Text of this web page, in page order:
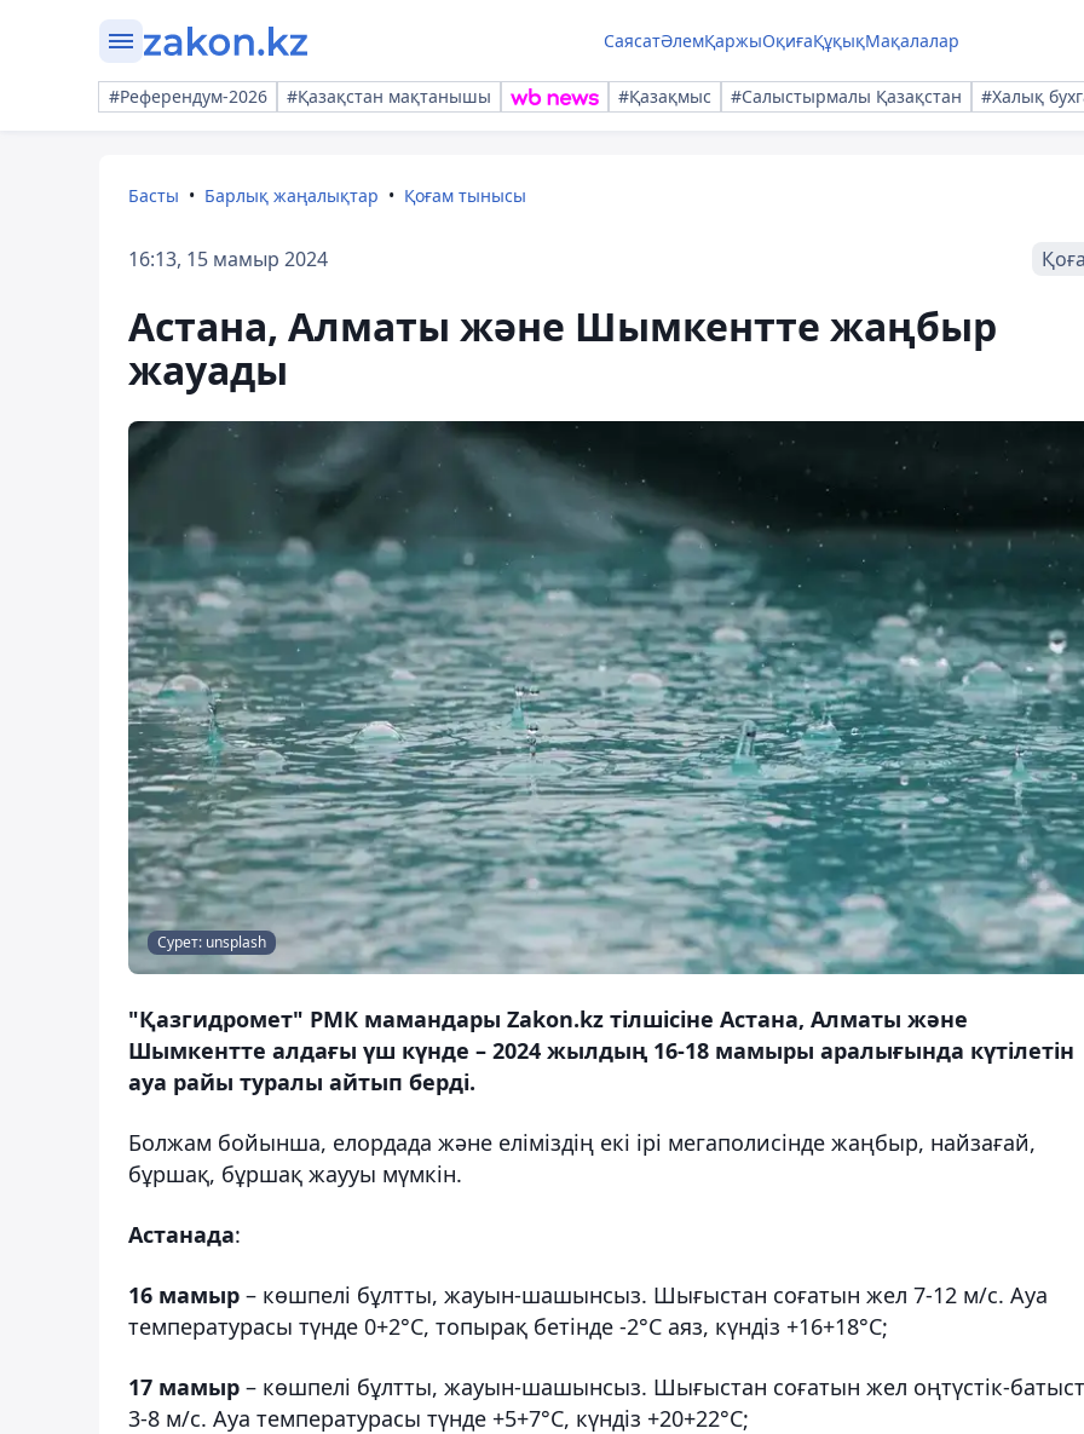
СаясатӘлемҚаржыОқиғаҚұқықМақалалар
#Референдум-2026 #Қазақстан мақтанышы #Қазақмыс #Салыстырмалы Қазақстан #Халық
Басты Барлық жаңалықтар Қоғам тынысы
16:13, 15 мамыр 2024
Астана, Алматы және Шымкентте жаңбыр
жауады
Сурет: unsplash
"Қазгидромет" РМК мамандары Zakon.kz тілшісіне Астана, Алматы және
Шымкентте алдағы үш күнде – 2024 жылдың 16-18 мамыры аралығында күтілетін
ауа райы туралы айтып берді.
Болжам бойынша, елордада және еліміздің екі ірі мегаполисінде жаңбыр, найзағай,
бұршақ, бұршақ жаууы мүмкін.
Астанада:
16 мамыр – көшпелі бұлтты, жауын-шашынсыз. Шығыстан соғатын жел 7-12 м/с. Ауа
температурасы түнде 0+2°С, топырақ бетінде -2°С аяз, күндіз +16+18°С;
17 мамыр – көшпелі бұлтты, жауын-шашынсыз. Шығыстан соғатын жел оңтүстік-
3-8 м/с. Ауа температурасы түнде +5+7°С, күндіз +20+22°С;